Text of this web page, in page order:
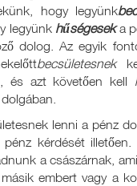
hogy legyünk
legyünk hűségeseka
dolog. Az egyik
becsületesnek
és azt követően kell
lenni a pénz
kérdését illetően.
a császárnak,
embert vagy a